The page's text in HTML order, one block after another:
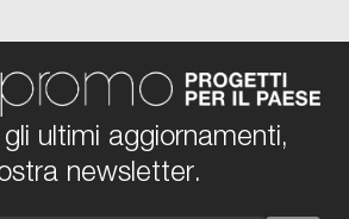
ultimi aggiornamenti,
newsletter.